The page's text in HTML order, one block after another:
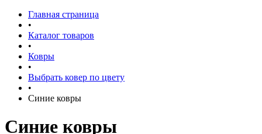
Главная страница
•
Каталог товаров
•
Ковры
•
Выбрать ковер по цвету
•
Синие ковры
Синие ковры